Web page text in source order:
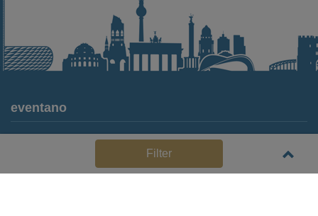
Filter
eventano